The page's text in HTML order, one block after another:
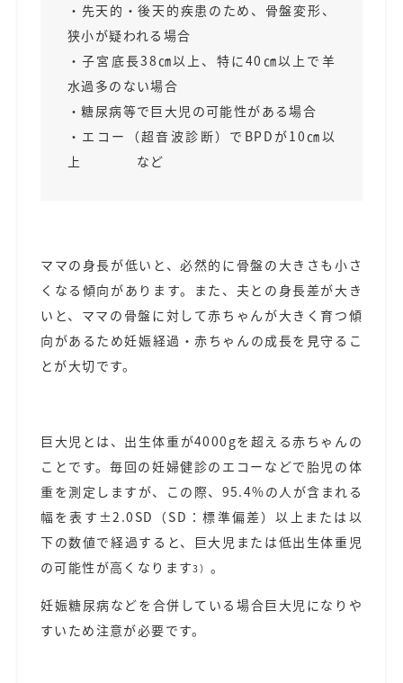
・先天的・後天的疾患のため、骨盤変形、
狭小が疑われる場合
・子宮底長38㎝以上、特に40㎝以上で羊
水過多のない場合
・糖尿病等で巨大児の可能性がある場合
・エコー（超音波診断）でBPDが10㎝以
上 など
ママの身長が低いと、必然的に骨盤の大きさも小さ
くなる傾向があります。また、夫との身長差が大き
いと、ママの骨盤に対して赤ちゃんが大きく育つ傾
向があるため妊娠経過・赤ちゃんの成長を見守るこ
とが大切です。
巨大児とは、出生体重が4000gを超える赤ちゃんの
ことです。毎回の妊婦健診のエコーなどで胎児の体
重を測定しますが、この際、95.4%の人が含まれる
幅を表す±2.0SD（SD：標準偏差）以上または以
下の数値で経過すると、巨大児または低出生体重児
の可能性が高くなります3）。
妊娠糖尿病などを合併している場合巨大児になりや
すいため注意が必要です。